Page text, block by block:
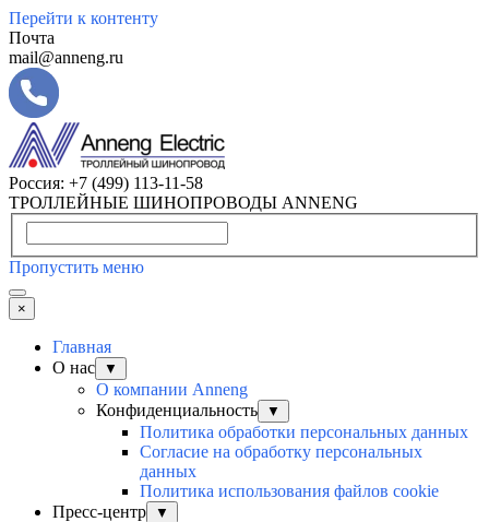
Перейти к контенту
Почта
mail@anneng.ru
Россия: +7 (499) 113-11-58
ТРОЛЛЕЙНЫЕ ШИНОПРОВОДЫ ANNENG
Пропустить меню
×
Главная
О нас
▼
О компании Anneng
Конфиденциальность
▼
Политика обработки персональных данных
Согласие на обработку персональных
данных
Политика использования файлов cookie
Пресс-центр
▼